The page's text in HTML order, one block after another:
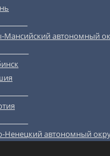
Мансийский автономный
Ненецкий автономный